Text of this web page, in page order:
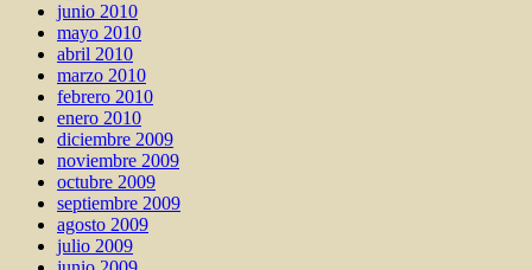
junio 2010
mayo 2010
abril 2010
marzo 2010
febrero 2010
enero 2010
diciembre 2009
noviembre 2009
octubre 2009
septiembre 2009
agosto 2009
julio 2009